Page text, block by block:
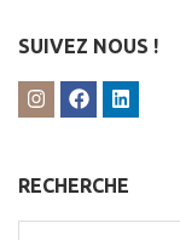
SUIVEZ NOUS !
RECHERCHE